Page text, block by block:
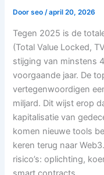
Doorseo/april 20, 2026
Tegen 2025 is de
(Total Value Locked,
stijging van minstens
voorgaande jaar. De
vertegenwoordigen
miljard. Dit wijst erop
kapitalisatie van
komen nieuwe tools
keren terug naar
risico’s: oplichting,